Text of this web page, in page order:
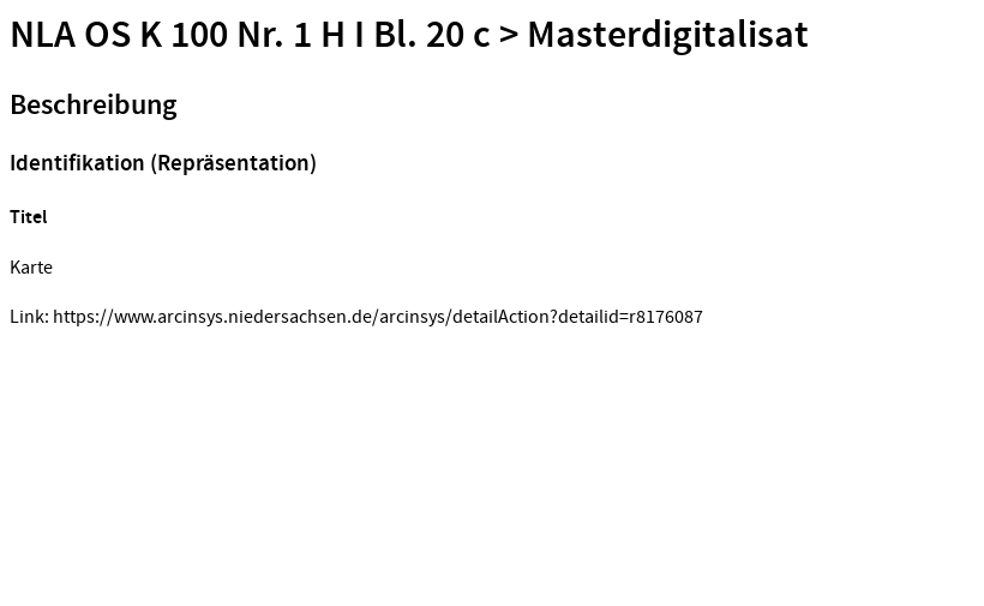
NLA OS K 100 Nr. 1 H I Bl. 20 c > Masterdigitalisat
Beschreibung
Identifikation (Repräsentation)
Titel
Karte
Link: https://www.arcinsys.niedersachsen.de/arcinsys/detailAction?detailid=r8176087